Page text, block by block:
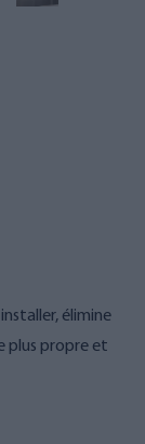
élimine
plus propre et